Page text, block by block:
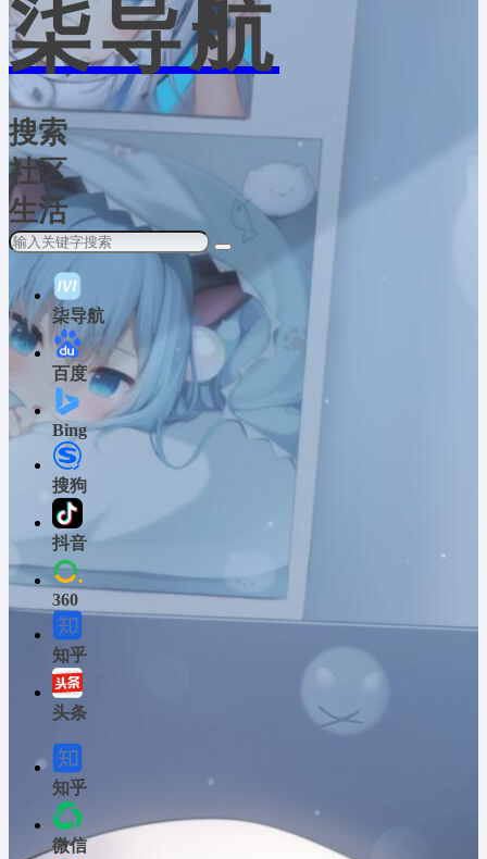
柒导航
搜索
社区
生活
柒导航
百度
Bing
搜狗
抖音
360
知乎
头条
知乎
微信